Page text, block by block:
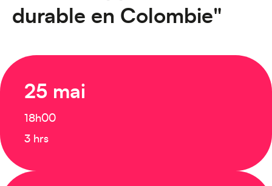
durable en Colombie"
25 mai
18h00
3 hrs